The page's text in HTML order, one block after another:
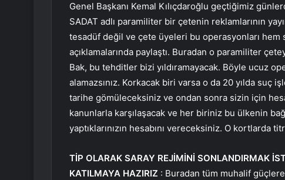
Genel Başkanı Kemal Kılıçdaroğlu geçtiğimiz
SADAT adlı paramiliter bir çetenin reklamlarının
tesadüf değil ve çete üyeleri bu operasyonları
açıklamalarında paylaştı. Buradan o paramiliter
Bak, bu tehditler bizi yıldıramayacak. Böyle ucuz
alamazsınız. Korkacak biri varsa o da 20 yılda suç
tarihe gömüleceksiniz ve ondan sonra sizin için
kanunlarla karşılaşacak ve her biriniz bu ülkenin
yaptıklarınızın hesabını vereceksiniz. O kortlarda
TİP OLARAK SARAY REJİMİNİ SONLANDIRMAK
KATILMAYA HAZIRIZ : Buradan tüm muhalif